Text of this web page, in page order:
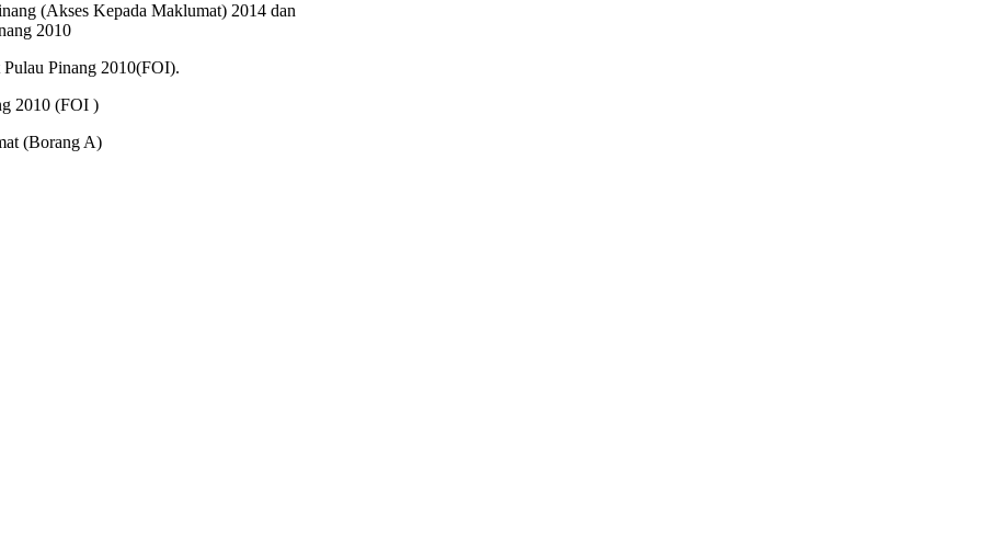
(Akses Kepada Maklumat) 2014 dan
2010
Pinang 2010(FOI).
2010 (FOI )
(Borang A)